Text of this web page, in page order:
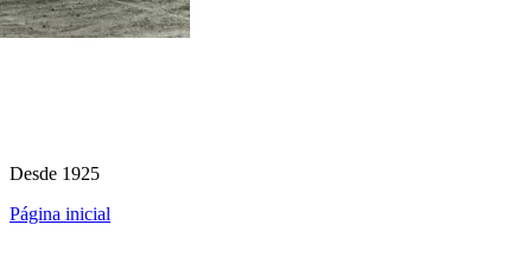
Desde 1925
Página inicial